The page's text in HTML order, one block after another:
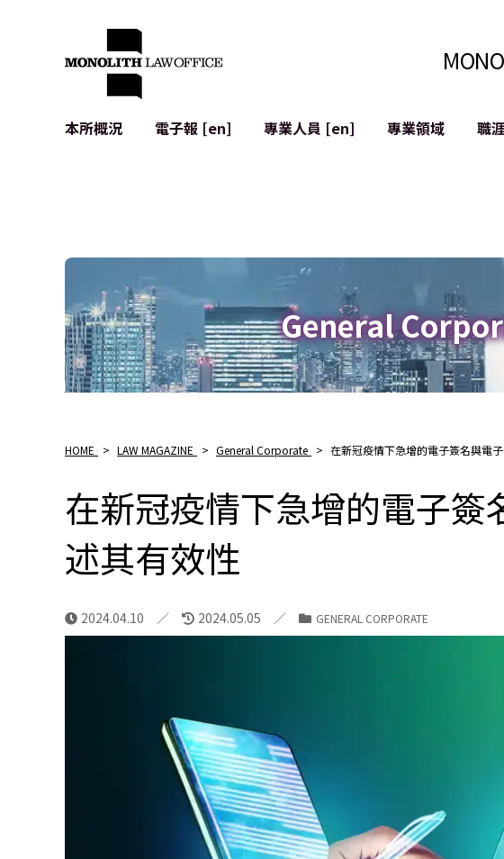
本所概況
電子報 [en] 專業人員 [en]
專業領域
個人資料保護
廣告審查
網絡犯罪
職
General
HOME > LAW MAGAZINE > General Corporate > 在新冠疫情下急增的電子簽名與電
在新冠疫情下急增的電子簽
述其有效性
2024.04.10 2024.05.05 GENERAL CORPORATE